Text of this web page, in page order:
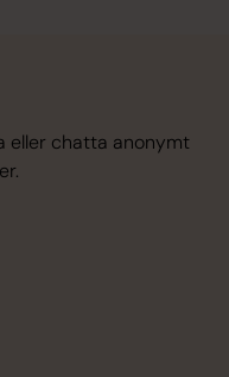
eller chatta anonymt